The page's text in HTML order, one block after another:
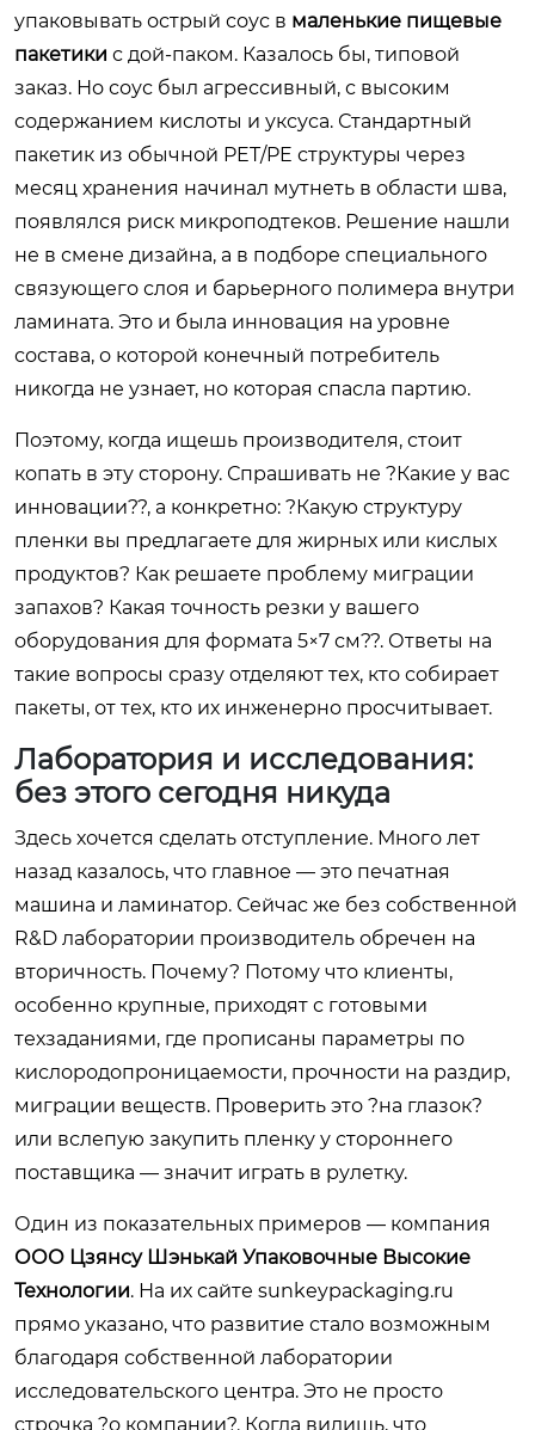
упаковывать острый соус в маленькие пищевые
пакетики с дой-паком. Казалось бы, типовой
заказ. Но соус был агрессивный, с высоким
содержанием кислоты и уксуса. Стандартный
пакетик из обычной PET/PE структуры через
месяц хранения начинал мутнеть в области шва,
появлялся риск микроподтеков. Решение нашли
не в смене дизайна, а в подборе специального
связующего слоя и барьерного полимера внутри
ламината. Это и была инновация на уровне
состава, о которой конечный потребитель
никогда не узнает, но которая спасла партию.
Поэтому, когда ищешь производителя, стоит
копать в эту сторону. Спрашивать не ?Какие у вас
инновации??, а конкретно: ?Какую структуру
пленки вы предлагаете для жирных или кислых
продуктов? Как решаете проблему миграции
запахов? Какая точность резки у вашего
оборудования для формата 5×7 см??. Ответы на
такие вопросы сразу отделяют тех, кто собирает
пакеты, от тех, кто их инженерно просчитывает.
Лаборатория и исследования:
без этого сегодня никуда
Здесь хочется сделать отступление. Много лет
назад казалось, что главное — это печатная
машина и ламинатор. Сейчас же без собственной
R&D лаборатории производитель обречен на
вторичность. Почему? Потому что клиенты,
особенно крупные, приходят с готовыми
техзаданиями, где прописаны параметры по
кислородопроницаемости, прочности на раздир,
миграции веществ. Проверить это ?на глазок?
или вслепую закупить пленку у стороннего
поставщика — значит играть в рулетку.
Один из показательных примеров — компания
ООО Цзянсу Шэнькай Упаковочные Высокие
Технологии. На их сайте sunkeypackaging.ru
прямо указано, что развитие стало возможным
благодаря собственной лаборатории
исследовательского центра. Это не просто
строчка ?о компании?. Когда видишь, что